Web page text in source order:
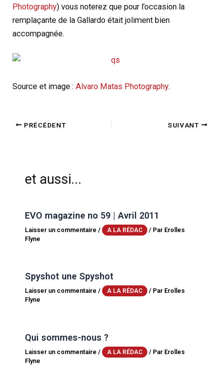
Photography) vous noterez que pour l’occasion la
remplaçante de la Gallardo était joliment bien
accompagnée.
Source et image :Alvaro Matas Photography.
PRÉCÉDENT SUIVANT
et aussi...
EVO magazine no 59 | Avril 2011
Laisser un commentaire / A LA RÉDAC / Par Erolles
Flyne
Spyshot une Spyshot
Laisser un commentaire / A LA RÉDAC / Par Erolles
Flyne
Qui sommes-nous ?
Laisser un commentaire / A LA RÉDAC / Par Erolles
Flyne